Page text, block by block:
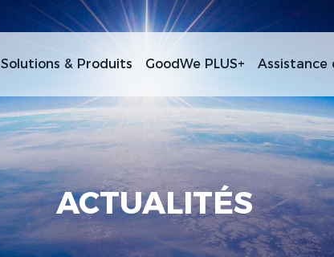
Solutions & Produits GoodWe PLUS+ Assistance
ACTUALITÉS